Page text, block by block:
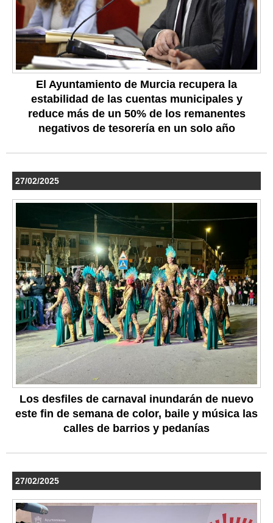
El Ayuntamiento de Murcia recupera la
estabilidad de las cuentas municipales y
reduce más de un 50% de los remanentes
negativos de tesorería en un solo año
27/02/2025
Los desfiles de carnaval inundarán de nuevo
este fin de semana de color, baile y música las
calles de barrios y pedanías
27/02/2025